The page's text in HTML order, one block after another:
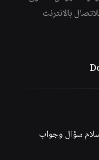
بالانترنت
سؤال وجواب